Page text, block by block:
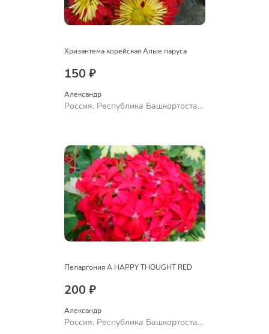
Хризантема корейская Алые паруса
150 ₽
Александр
Россия, Республика Башкортостан,
Пеларгония A HAPPY THOUGHT RED
200 ₽
Александр
Россия, Республика Башкортостан,